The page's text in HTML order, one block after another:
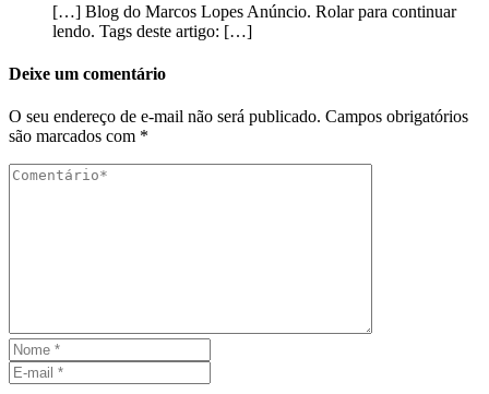
[…] Blog do Marcos Lopes Anúncio. Rolar para continuar
lendo. Tags deste artigo: […]
Deixe um comentário
O seu endereço de e-mail não será publicado. Campos obrigatórios
são marcados com *